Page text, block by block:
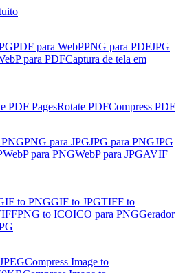
PDF para WebPPNG para PDFJPG
para PDFCaptura de tela em
PDF PagesRotate PDFCompress PDF
PNG para JPGJPG para PNGJPG
WebP para PNGWebP para JPGAVIF
to PNGGIF to JPGTIFF to
PNG to ICOICO para PNGGerador
Compress Image to